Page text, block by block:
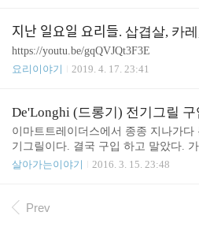
당 1495원인 상태입니다. 삼겹살, 목
주로 구워서 먹는 편입니다. 등심도
다. 등심은 돈가스나 카레용으로..
지난 일요일 요리들. 삽겹
https://youtu.be/gqQVJQt3F3E
요리이야기
2019. 4. 17. 23:41
De'Longhi (드롱기) 전기그릴 구
이마트트레이더스에서 종종 지나가다
기그릴이다. 결국 구입 하고 말았다.
원. 인터넷 최저가가 134,480원인데 이
https://en.wikipedia.org/wiki/
살아가는이야기 2016. 3. 15. 23:48
Prev